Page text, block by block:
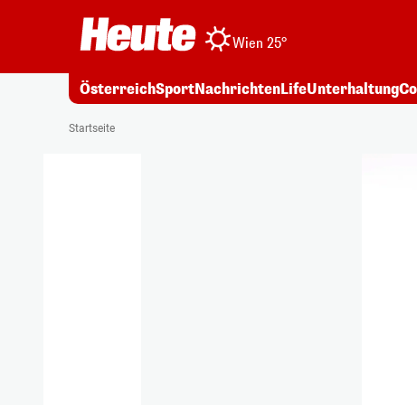
Wien 25°
ÖsterreichSportNachrichtenLifeUnterhaltung
Startseite